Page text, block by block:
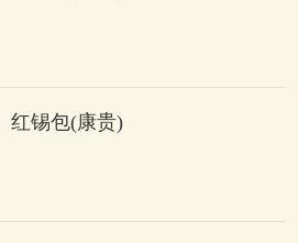
红锡包(康贵)